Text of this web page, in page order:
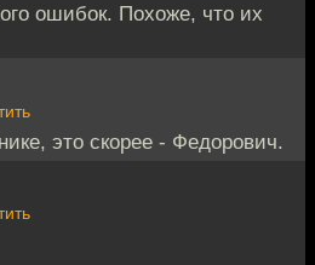
ошибок. Похоже, что их
это скорее - Федорович.